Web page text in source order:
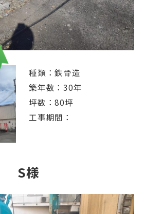
種類：鉄骨造
築年数：30年
坪数：80坪
工事期間：
S様